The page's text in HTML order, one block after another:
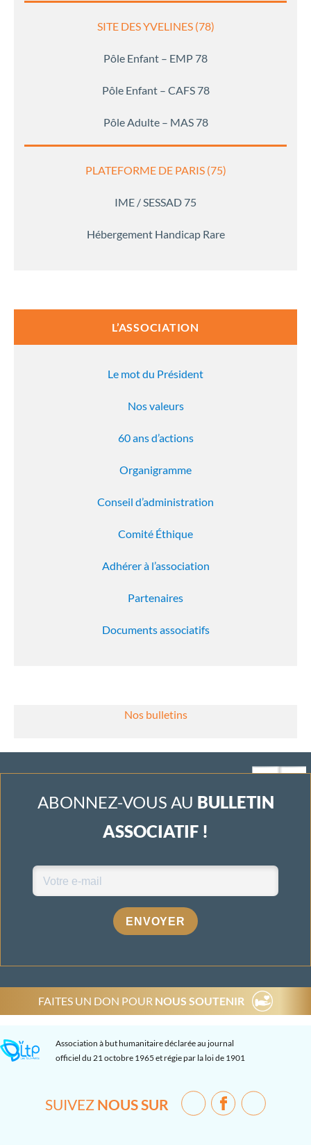
SITE DES YVELINES (78)
Pôle Enfant – EMP 78
Pôle Enfant – CAFS 78
Pôle Adulte – MAS 78
PLATEFORME DE PARIS (75)
IME / SESSAD 75
Hébergement Handicap Rare
L’ASSOCIATION
Le mot du Président
Nos valeurs
60 ans d’actions
Organigramme
Conseil d’administration
Comité Éthique
Adhérer à l’association
Partenaires
Documents associatifs
Nos bulletins
ABONNEZ-VOUS AU BULLETIN
ASSOCIATIF !
ENVOYER
FAITES UN DON POUR NOUS SOUTENIR
Association à but humanitaire déclarée au journal
officiel du 21 octobre 1965 et régie par la loi de 1901
SUIVEZ NOUS SUR